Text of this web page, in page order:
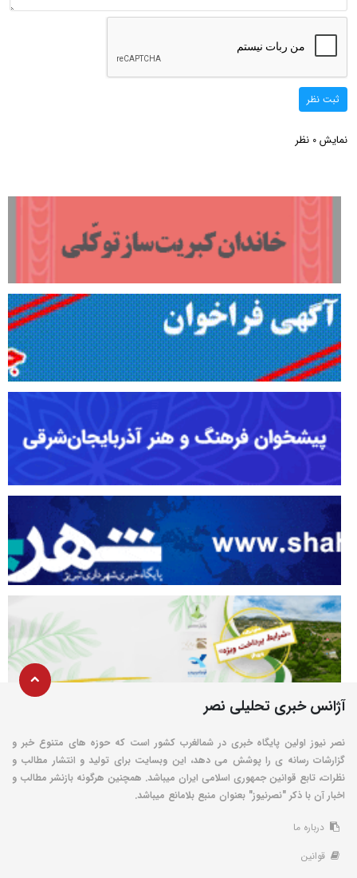
ثبت نظر
نمایش 0 نظر
آژانس خبری تحلیلی نصر
نصر نیوز اولین پایگاه خبری در شمالغرب کشور است که حوزه های متنوع خبر و
گزارشات رسانه ی را پوشش می دهد، این وبسایت برای تولید و انتشار مطالب و
نظرات، تابع قوانین جمهوری اسلامی ایران میباشد. همچنین هرگونه بازنشر مطالب و
اخبار آن با ذکر "نصرنیوز" بعنوان منبع بلامانع میباشد.
درباره ما
قوانین